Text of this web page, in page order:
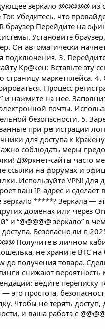
зеркало @@@@@
Убедитесь, что
Перейдите на
Установите
Он автоматически
подключения. 3.
Кр@кен: Вставьте эту
маркетплейса.
Процесс
и нажмите на нее.
почты.
безопасности. 5.
при регистрации
для доступа к
соблюдать меры
Д@ркнет-сайты часто
ссылки на форумах и
Используйте VPN! Для
ваш IP-адрес и
зеркало *****? Зеркала —
доменах или через
и “@@@@@ зеркало”
Безопасно ли в
Получите в личном
не храните BTC
до получения товара.
снижают вероятность
ведите переписку
— это простота,
Чтобы не терять доступ,
и ваша работа с